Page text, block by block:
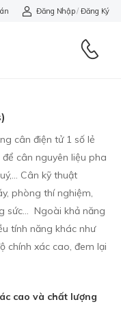
Đăng Nhập / Đăng Ký
cân điện tử 1 số lẻ
cân nguyên liệu pha
Cân kỹ thuật
phòng thí nghiệm,
sức... Ngoài khả năng
tính năng khác như
chính xác cao, đem lại
cao và chất lượng